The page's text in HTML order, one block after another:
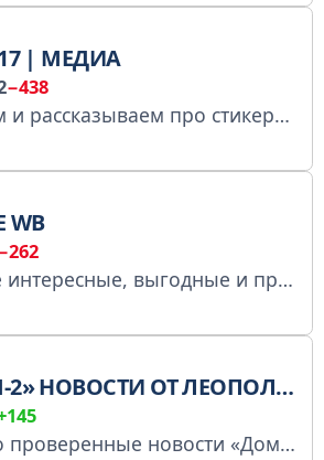
| МЕДИА
−438
Рисуем и рассказываем про стикеры, эмодзи, NFT РКН №5229715806 Портфолио: @stick17_studia @avatarch @stick17_video Сайт: stick17.ru @stick17_bot - сделать заказ @dmCacao - adm @M_art17 @Tsoy_8 @ArtemKing13 @maxonMA @KostyaMF - создание прое
WB
Самые интересные, выгодные и проверенные товары с WB
НОВОСТИ ОТ ЛЕОПОЛЬДА!
Только проверенные новости «Дом-2» раньше эфиров и то, что в них не вошло, а также вести от бывших участников! Купить рекламу: https://telega.in/c/dom2_leopold МАКС: https://telega.in/m/leopold MAX: https://max.ru/leopold Дзен: https://dzen.ru/leopold